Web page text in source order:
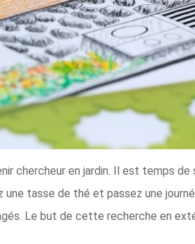
chercheur en jardin. Il est temps
une tasse de thé et passez une
Le but de cette recherche en